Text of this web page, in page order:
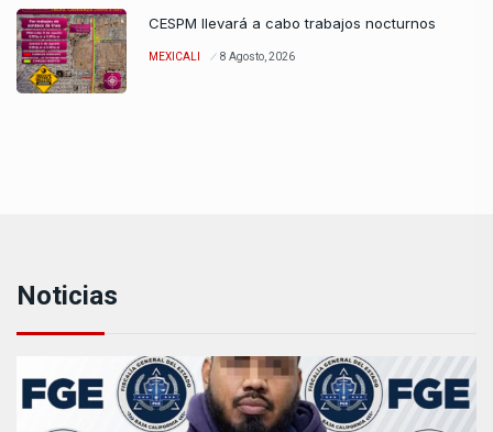
CESPM llevará a cabo trabajos nocturnos
MEXICALI 8 Agosto, 2026
Noticias